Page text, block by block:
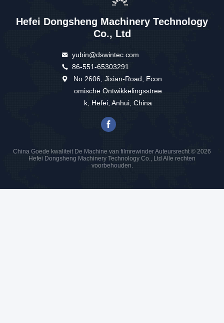
Hefei Dongsheng Machinery Technology
Co., Ltd
yubin@dswintec.com
86-551-65303291
No.2606, Jixian-Road, Econ
omische Ontwikkelingsstree
k, Hefei, Anhui, China
China Goede kwaliteit De Machine van filmrewinder Auteursrecht © 2026
Hefei Dongsheng Machinery Technology Co., Ltd Alle rechten
voorbehouden.